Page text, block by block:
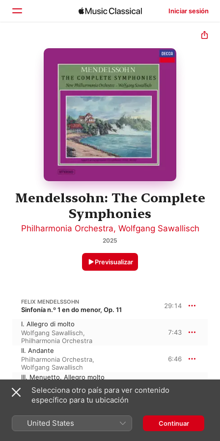
Iniciar sesión
Inicio
Mendelssohn: The Complete
Symphonies
Philharmonia Orchestra, Wolfgang Sawallisch
2025
Previsualizar
FELIX MENDELSSOHN
Sinfonía n.º 1 en do menor, Op. 11 29:14
I. Allegro di molto
Wolfgang Sawallisch,
Philharmonia Orchestra
7:43
II. Andante
Philharmonia Orchestra,
Wolfgang Sawallisch
6:46
III. Menuetto. Allegro molto
Wolfgang Sawallisch
Philharmonia Orchestra
IV. Allegro con fuoco
Philharmonia Orchestra
Selecciona otro país para ver contenido
específico para tu ubicación
United States Continuar